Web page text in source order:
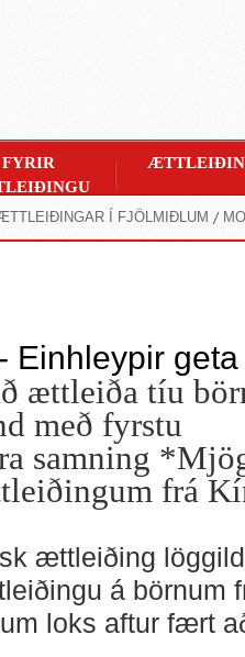
Í FJÖLMIÐLUM
Einhleypir
ættleiða tíu
með fyrstu
samning *
frá
ættleiðing
á börnum
loks aftur fært
FYRIR